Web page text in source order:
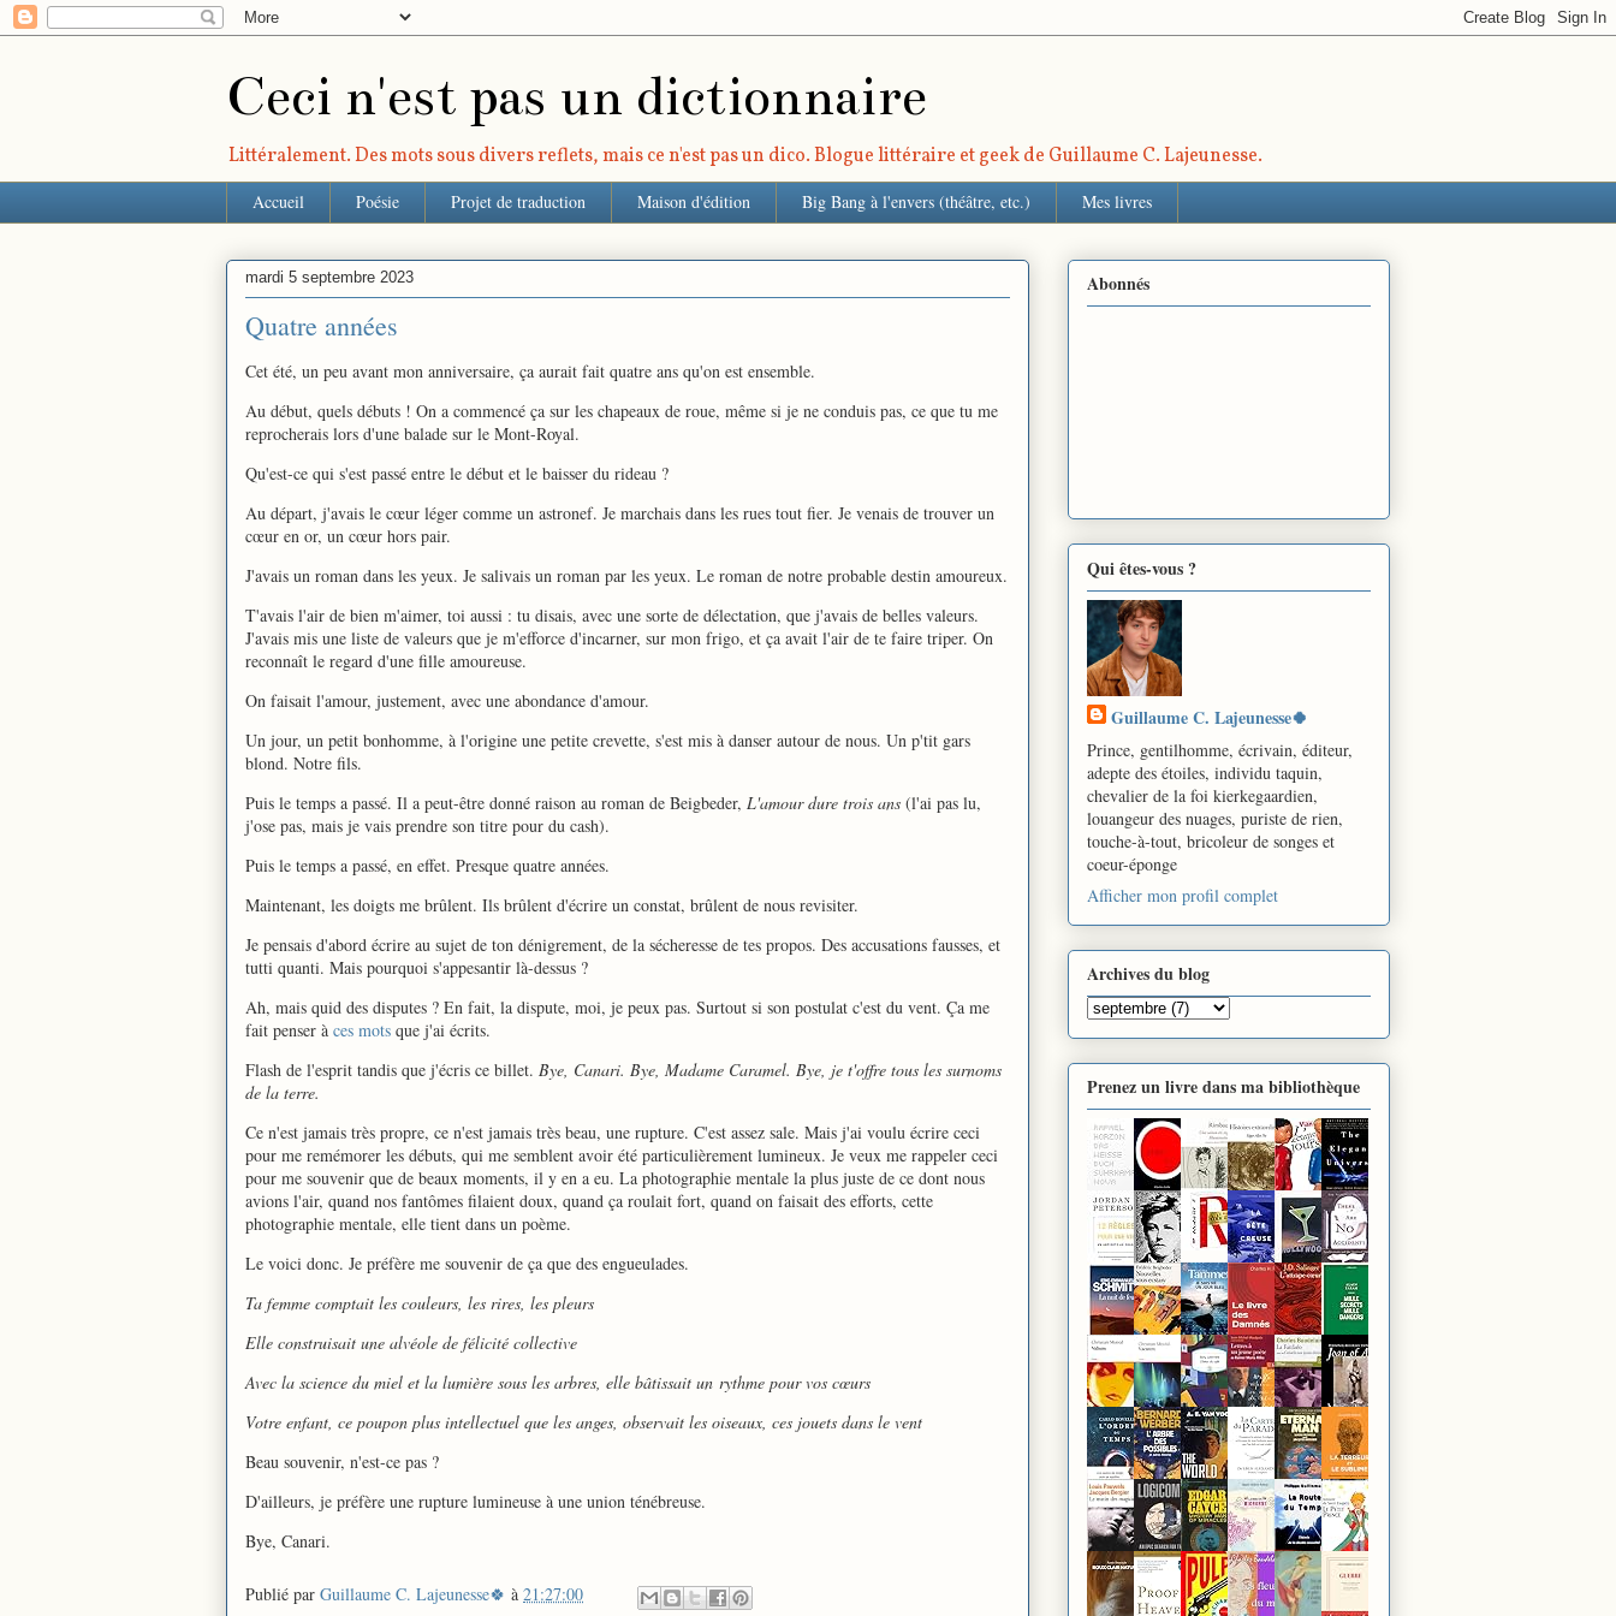
Ceci n'est pas un dictionnaire
Littéralement. Des mots sous divers reflets, mais ce n'est pas un dico. Blogue littéraire et geek de Guillaume C. Lajeunesse.
Accueil Poésie Projet de traduction Maison d'édition Big Bang à l'envers (théâtre, etc.) Mes livres
mardi 5 septembre 2023
Quatre années
Cet été, un peu avant mon anniversaire, ça aurait fait quatre ans qu'on est ensemble.
Au début, quels débuts ! On a commencé ça sur les chapeaux de roue, même si je ne conduis pas, ce que tu me
reprocherais lors d'une balade sur le Mont-Royal.
Qu'est-ce qui s'est passé entre le début et le baisser du rideau ?
Au départ, j'avais le cœur léger comme un astronef. Je marchais dans les rues tout fier. Je venais de trouver un
cœur en or, un cœur hors pair.
J'avais un roman dans les yeux. Je salivais un roman par les yeux. Le roman de notre probable destin amoureux.
T'avais l'air de bien m'aimer, toi aussi : tu disais, avec une sorte de délectation, que j'avais de belles valeurs.
J'avais mis une liste de valeurs que je m'efforce d'incarner, sur mon frigo, et ça avait l'air de te faire triper. On
reconnaît le regard d'une fille amoureuse.
On faisait l'amour, justement, avec une abondance d'amour.
Un jour, un petit bonhomme, à l'origine une petite crevette, s'est mis à danser autour de nous. Un p'tit gars
blond. Notre fils.
Puis le temps a passé. Il a peut-être donné raison au roman de Beigbeder, L'amour dure trois ans (l'ai pas lu,
j'ose pas, mais je vais prendre son titre pour du cash).
Puis le temps a passé, en effet. Presque quatre années.
Maintenant, les doigts me brûlent. Ils brûlent d'écrire un constat, brûlent de nous revisiter.
Je pensais d'abord écrire au sujet de ton dénigrement, de la sécheresse de tes propos. Des accusations fausses, et
tutti quanti. Mais pourquoi s'appesantir là-dessus ?
Ah, mais quid des disputes ? En fait, la dispute, moi, je peux pas. Surtout si son postulat c'est du vent. Ça me
fait penser à ces mots que j'ai écrits.
Flash de l'esprit tandis que j'écris ce billet. Bye, Canari. Bye, Madame Caramel. Bye, je t'offre tous les surnoms
de la terre.
Ce n'est jamais très propre, ce n'est jamais très beau, une rupture. C'est assez sale. Mais j'ai voulu écrire ceci
pour me remémorer les débuts, qui me semblent avoir été particulièrement lumineux. Je veux me rappeler ceci
pour me souvenir que de beaux moments, il y en a eu. La photographie mentale la plus juste de ce dont nous
avions l'air, quand nos fantômes filaient doux, quand ça roulait fort, quand on faisait des efforts, cette
photographie mentale, elle tient dans un poème.
Le voici donc. Je préfère me souvenir de ça que des engueulades.
Ta femme comptait les couleurs, les rires, les pleurs
Elle construisait une alvéole de félicité collective
Avec la science du miel et la lumière sous les arbres, elle bâtissait un rythme pour vos cœurs
Votre enfant, ce poupon plus intellectuel que les anges, observait les oiseaux, ces jouets dans le vent
Beau souvenir, n'est-ce pas ?
D'ailleurs, je préfère une rupture lumineuse à une union ténébreuse.
Bye, Canari.
Publié par Guillaume C. Lajeunesse🍀 à 21:27:00
Abonnés
Qui êtes-vous ?
Guillaume C. Lajeunesse🍀
Prince, gentilhomme, écrivain, éditeur,
adepte des étoiles, individu taquin,
chevalier de la foi kierkegaardien,
louangeur des nuages, puriste de rien,
touche-à-tout, bricoleur de songes et
coeur-éponge
Afficher mon profil complet
Archives du blog
Prenez un livre dans ma bibliothèque